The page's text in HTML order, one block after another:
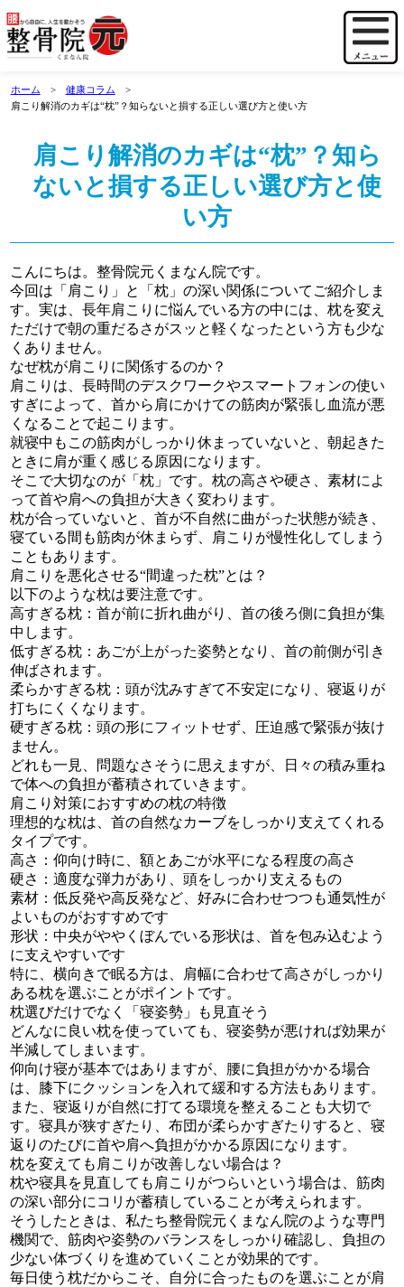
ホーム
健康コラム
肩こり解消のカギは“枕”？知らないと損する正しい選び方と使い方
肩こり解消のカギは“枕”？知ら
ないと損する正しい選び方と使
い方
こんにちは。整骨院元くまなん院です。
今回は「肩こり」と「枕」の深い関係についてご紹介しま
す。実は、長年肩こりに悩んでいる方の中には、枕を変え
ただけで朝の重だるさがスッと軽くなったという方も少な
くありません。
なぜ枕が肩こりに関係するのか？
肩こりは、長時間のデスクワークやスマートフォンの使い
すぎによって、首から肩にかけての筋肉が緊張し血流が悪
くなることで起こります。
就寝中もこの筋肉がしっかり休まっていないと、朝起きた
ときに肩が重く感じる原因になります。
そこで大切なのが「枕」です。枕の高さや硬さ、素材によ
って首や肩への負担が大きく変わります。
枕が合っていないと、首が不自然に曲がった状態が続き、
寝ている間も筋肉が休まらず、肩こりが慢性化してしまう
こともあります。
肩こりを悪化させる“間違った枕”とは？
以下のような枕は要注意です。
高すぎる枕：首が前に折れ曲がり、首の後ろ側に負担が集
中します。
低すぎる枕：あごが上がった姿勢となり、首の前側が引き
伸ばされます。
柔らかすぎる枕：頭が沈みすぎて不安定になり、寝返りが
打ちにくくなります。
硬すぎる枕：頭の形にフィットせず、圧迫感で緊張が抜け
ません。
どれも一見、問題なさそうに思えますが、日々の積み重ね
で体への負担が蓄積されていきます。
肩こり対策におすすめの枕の特徴
理想的な枕は、首の自然なカーブをしっかり支えてくれる
タイプです。
高さ：仰向け時に、額とあごが水平になる程度の高さ
硬さ：適度な弾力があり、頭をしっかり支えるもの
素材：低反発や高反発など、好みに合わせつつも通気性が
よいものがおすすめです
形状：中央がややくぼんでいる形状は、首を包み込むよう
に支えやすいです
特に、横向きで眠る方は、肩幅に合わせて高さがしっかり
ある枕を選ぶことがポイントです。
枕選びだけでなく「寝姿勢」も見直そう
どんなに良い枕を使っていても、寝姿勢が悪ければ効果が
半減してしまいます。
仰向け寝が基本ではありますが、腰に負担がかかる場合
は、膝下にクッションを入れて緩和する方法もあります。
また、寝返りが自然に打てる環境を整えることも大切で
す。寝具が狭すぎたり、布団が柔らかすぎたりすると、寝
返りのたびに首や肩へ負担がかかる原因になります。
枕を変えても肩こりが改善しない場合は？
枕や寝具を見直しても肩こりがつらいという場合は、筋肉
の深い部分にコリが蓄積していることが考えられます。
そうしたときは、私たち整骨院元くまなん院のような専門
機関で、筋肉や姿勢のバランスをしっかり確認し、負担の
少ない体づくりを進めていくことが効果的です。
毎日使う枕だからこそ、自分に合ったものを選ぶことが肩